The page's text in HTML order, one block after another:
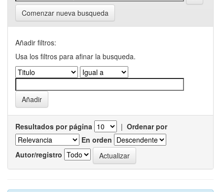
Comenzar nueva busqueda
Añadir filtros:
Usa los filtros para afinar la busqueda.
Resultados por página | Ordenar por
En orden
Autor/registro